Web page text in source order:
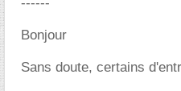
Bonjour
Sans doute, certains